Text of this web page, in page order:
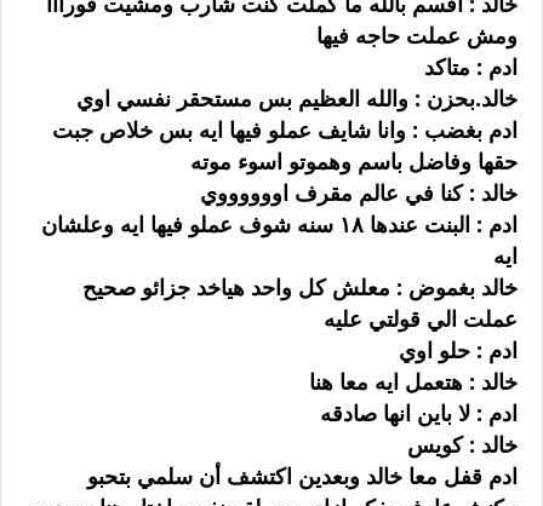
ومش عملت حاجه فيها
ادم : متاكد
خالد.بحزن : والله العظيم بس مستحقر نفسي اوي
ادم بغضب : وانا شايف عملو فيها ايه بس خلاص جبت
حقها وفاضل باسم وهموتو اسوء موته
خالد : كنا في عالم مقرف اووووووي
ادم : البنت عندها ١٨ سنه شوف عملو فيها ايه وعلشان
ايه
خالد بغموض : معلش كل واحد هياخد جزائو صحيح
عملت الي قولتي عليه
ادم : حلو اوي
خالد : هتعمل ايه معا هنا
ادم : لا باين انها صادقه
خالد : كويس
ادم قفل معا خالد وبعدين اكتشف أن سلمي بتحبو